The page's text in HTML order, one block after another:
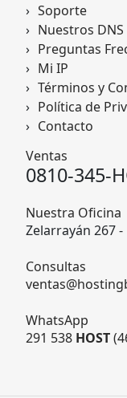
Soporte
Nuestros DNS
Preguntas
Mi IP
Términos y
Política de
Contacto
Ventas
0810-345-
Nuestra Oficina
Zelarrayán 267 -
Consultas
WhatsApp
291 538 HOST